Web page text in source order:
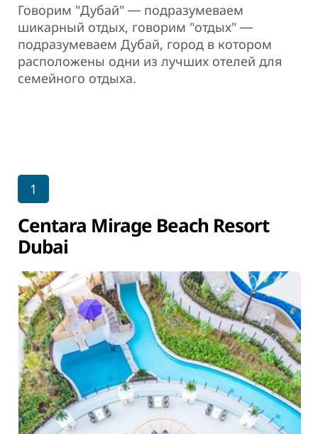
Говорим "Дубай" ― подразумеваем
шикарный отдых, говорим "отдых" ―
подразумеваем Дубай, город в котором
расположены одни из лучших отелей для
семейного отдыха.
1
Centara Mirage Beach Resort
Dubai